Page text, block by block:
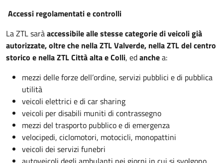
Accessi regolamentati e controlli
La ZTL saràaccessibile alle stesse categorie di veicoli già
autorizzate, oltre che nella ZTL Valverde, nella ZTL del centro
storico e nella ZTL Città alta e Colli, edanchea:
mezzi delle forze dell’ordine, servizi pubblici e di pubblica
utilità
veicoli elettrici e di car sharing
veicoli per disabili muniti di contrassegno
mezzi del trasporto pubblico e di emergenza
velocipedi, ciclomotori, motocicli, monopattini
veicoli dei servizi funebri